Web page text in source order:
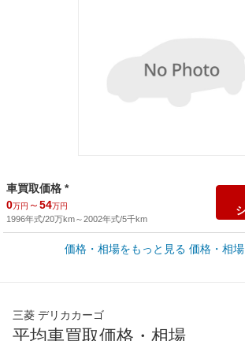
車買取価格 *
0万円 ～54万円
1996年式/20万km～2002年式/5千km
新車カタログ価格
65,050円
価格・相場をもっと見る 価格・相
三菱 デリカカーゴ
平均車買取価格・相場